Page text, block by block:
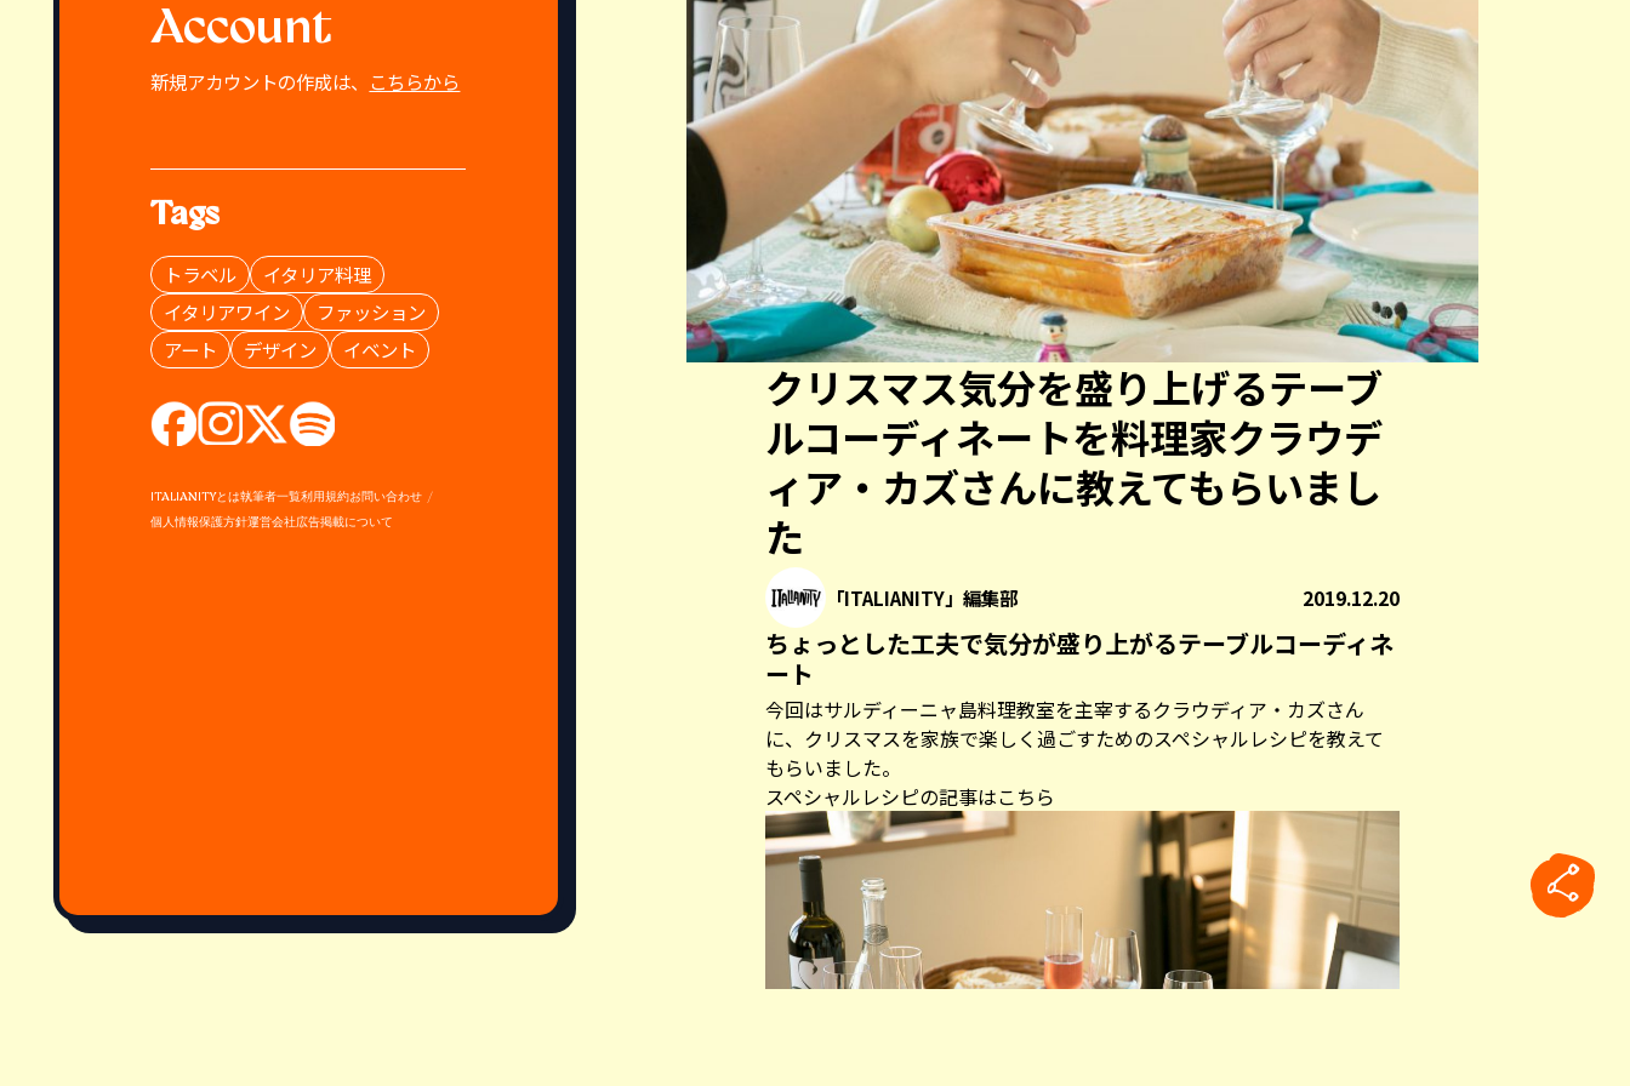
Account
新規アカウントの作成は、 こちらから
Tags
トラベル
イタリア料理
イタリアワイン
ファッション
アート
デザイン イベント
ITALIANITYとは執筆者一覧利用規約お問い合わせ
個人情報保護方針運営会社広告掲載について
クリスマス気分を盛り上げるテーブ
ルコーディネートを料理家クラウデ
ィア・カズさんに教えてもらいまし
た
「ITALIANITY」編集部 2019.12.20
ちょっとした工夫で気分が盛り上がるテーブルコーディネ
ート
今回はサルディーニャ島料理教室を主宰するクラウディア・カズさん
に、クリスマスを家族で楽しく過ごすためのスペシャルレシピを教えて
もらいました。
スペシャルレシピの記事はこちら